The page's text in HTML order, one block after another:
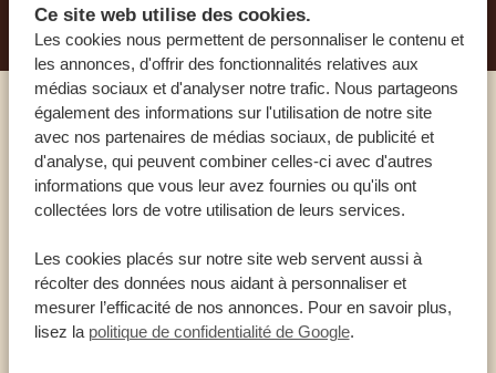
Ce site web utilise des cookies.
Les cookies nous permettent de personnaliser le contenu et
les annonces, d'offrir des fonctionnalités relatives aux
médias sociaux et d'analyser notre trafic. Nous partageons
également des informations sur l'utilisation de notre site
avec nos partenaires de médias sociaux, de publicité et
d'analyse, qui peuvent combiner celles-ci avec d'autres
informations que vous leur avez fournies ou qu'ils ont
collectées lors de votre utilisation de leurs services.
Les cookies placés sur notre site web servent aussi à
récolter des données nous aidant à personnaliser et
mesurer l’efficacité de nos annonces. Pour en savoir plus,
lisez la politique de confidentialité de Google.
Appelez un expert
NOS SPÉCIALISTES SONT LÀ POUR VOUS
FR:+33 2 57 88 00 88
AUTRES PAYS